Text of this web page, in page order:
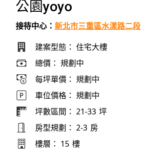
公園yoyo
接待中心： 新北市三重區水漾路二段
建案型態： 住宅大樓
總價： 規劃中
每坪單價： 規劃中
車位價格： 規劃中
坪數區間： 21-33 坪
房型規劃： 2-3 房
樓層： 15 樓